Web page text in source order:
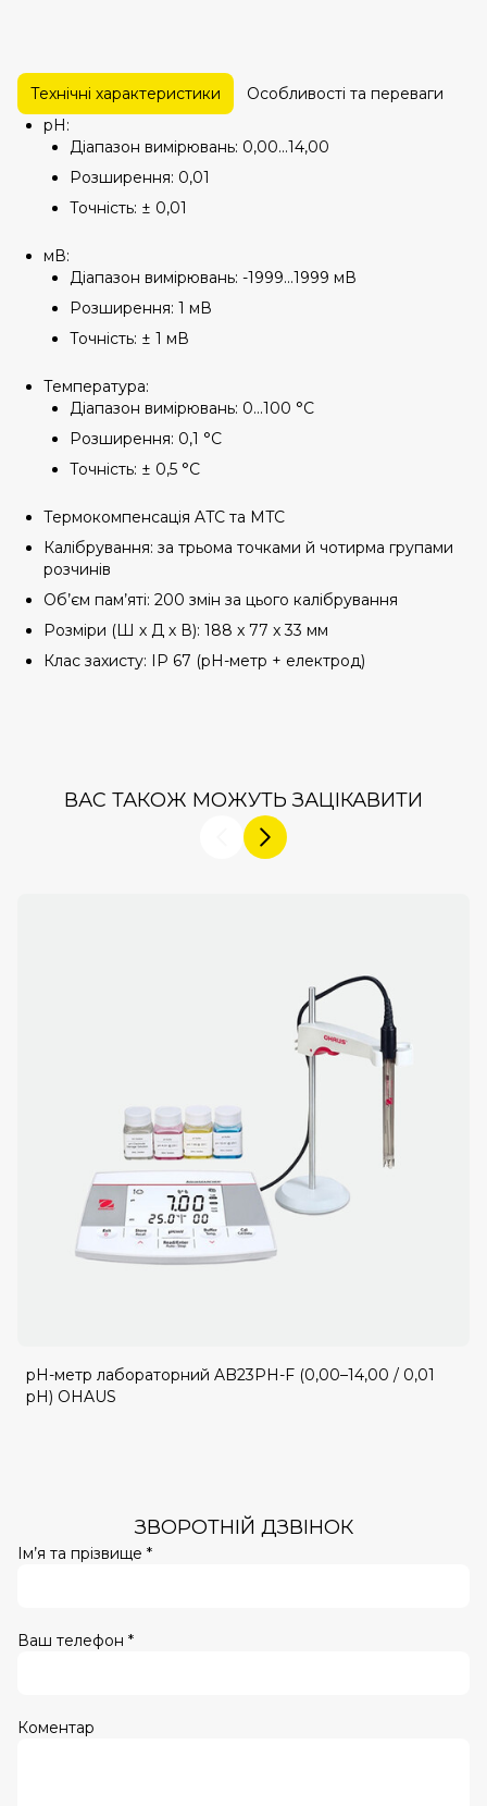
Технічні характеристики Особливості та переваги
рН:
Діапазон вимірювань: 0,00...14,00
Розширення: 0,01
Точність: ± 0,01
мВ:
Діапазон вимірювань: -1999...1999 мВ
Розширення: 1 мВ
Точність: ± 1 мВ
Температура:
Діапазон вимірювань: 0...100 °C
Розширення: 0,1 °C
Точність: ± 0,5 °C
Термокомпенсація ATC та MTC
Калібрування: за трьома точками й чотирма групами
розчинів
Об’єм пам’яті: 200 змін за цього калібрування
Розміри (Ш х Д х В): 188 x 77 x 33 мм
Клас захисту: IP 67 (рН-метр + електрод)
ВАС ТАКОЖ МОЖУТЬ ЗАЦІКАВИТИ
pH-метр лабораторний AB23PH-F (0,00–14,00 / 0,01
pH) OHAUS
ЗВОРОТНІЙ ДЗВІНОК
Ім’я та прізвище *
Ваш телефон *
Коментар